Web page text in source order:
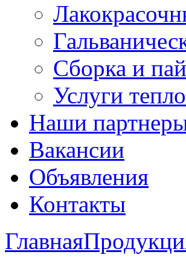
Сборка и
Услуги
Наши
Вакансии
Объявления
Контакты
Главная